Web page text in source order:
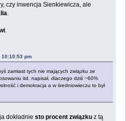
czy inwencja Sienkiewicza, ale
.
.
10:10:53 pm
zamiast tych nie mających związku ze
itd. napisał, dlaczego dziś ~60%
i demokracja a w średniowieczu to był
dokładnie sto procent związku z tą